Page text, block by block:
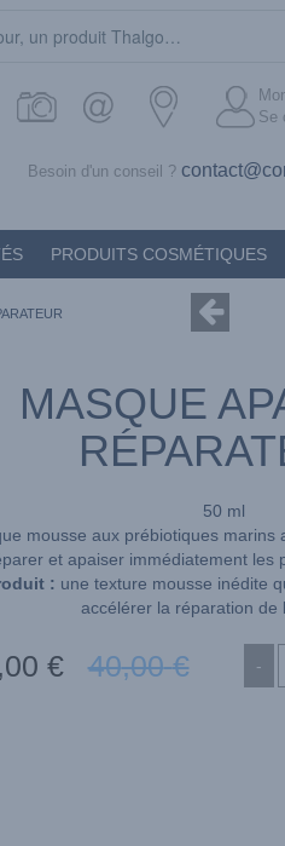
PRODUITS COSMÉTIQUES
Besoin d'un conseil ?
Se
MASQUE
50 ml
mousse aux prébiotiques marins
et apaiser immédiatement les
: une texture mousse inédite
accélérer la réparation de
,00 € 40,00 € -